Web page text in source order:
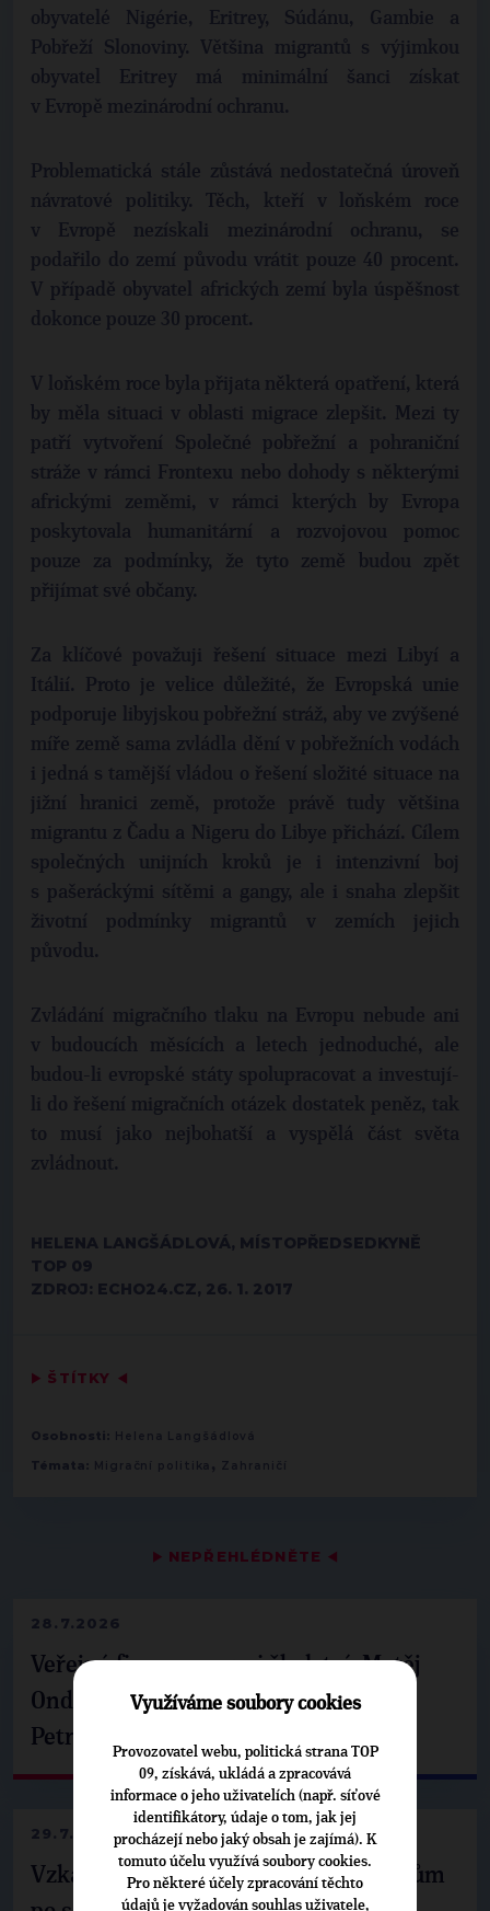
▶ NEPŘEHLÉDNĚTE ◀
28.7.2026
Veřejné finance, euro i školství. Matěj
Ondřej Havel jednal s prezidentem
Petrem Pavlem
29.7.2026
Vzkaz Matěje Ondřeje Havla příznivcům
obyvatelé Nigérie, Eritrey, Súdánu, Gambie a
Pobřeží Slonoviny. Většina migrantů s výjimkou
obyvatel Eritrey má minimální šanci získat
v Evropě mezinárodní ochranu.
Problematická stále zůstává nedostatečná úroveň
návratové politiky. Těch, kteří v loňském roce
v Evropě nezískali mezinárodní ochranu, se
podařilo do zemí původu vrátit pouze 40 procent.
V případě obyvatel afrických zemí byla úspěšnost
dokonce pouze 30 procent.
V loňském roce byla přijata některá opatření, která
by měla situaci v oblasti migrace zlepšit. Mezi ty
patří vytvoření Společné pobřežní a pohraniční
stráže v rámci Frontexu nebo dohody s některými
africkými zeměmi, v rámci kterých by Evropa
poskytovala humanitární a rozvojovou pomoc
pouze za podmínky, že tyto země budou zpět
přijímat své občany.
Za klíčové považuji řešení situace mezi Libyí a
Itálií. Proto je velice důležité, že Evropská unie
podporuje libyjskou pobřežní stráž, aby ve zvýšené
míře země sama zvládla dění v pobřežních vodách
i jedná s tamější vládou o řešení složité situace na
jižní hranici země, protože právě tudy většina
migrantu z Čadu a Nigeru do Libye přichází. Cílem
společných unijních kroků je i intenzivní boj
s pašeráckými sítěmi a gangy, ale i snaha zlepšit
životní podmínky migrantů v zemích jejich
původu.
Zvládání migračního tlaku na Evropu nebude ani
v budoucích měsících a letech jednoduché, ale
budou-li evropské státy spolupracovat a investují-
li do řešení migračních otázek dostatek peněz, tak
to musí jako nejbohatší a vyspělá část světa
zvládnout.
HELENA LANGŠÁDLOVÁ, MÍSTOPŘEDSEDKYNĚ
TOP 09
ZDROJ: ECHO24.CZ, 26. 1. 2017
▶ ŠTÍTKY ◀
Osobnosti: Helena Langšádlová
Témata: Migrační politika , Zahraničí
Využíváme soubory cookies
Provozovatel webu, politická strana TOP
09, získává, ukládá a zpracovává
informace o jeho uživatelích (např. síťové
identifikátory, údaje o tom, jak jej
procházejí nebo jaký obsah je zajímá). K
tomuto účelu využívá soubory cookies.
Pro některé účely zpracování těchto
údajů je vyžadován souhlas uživatele,